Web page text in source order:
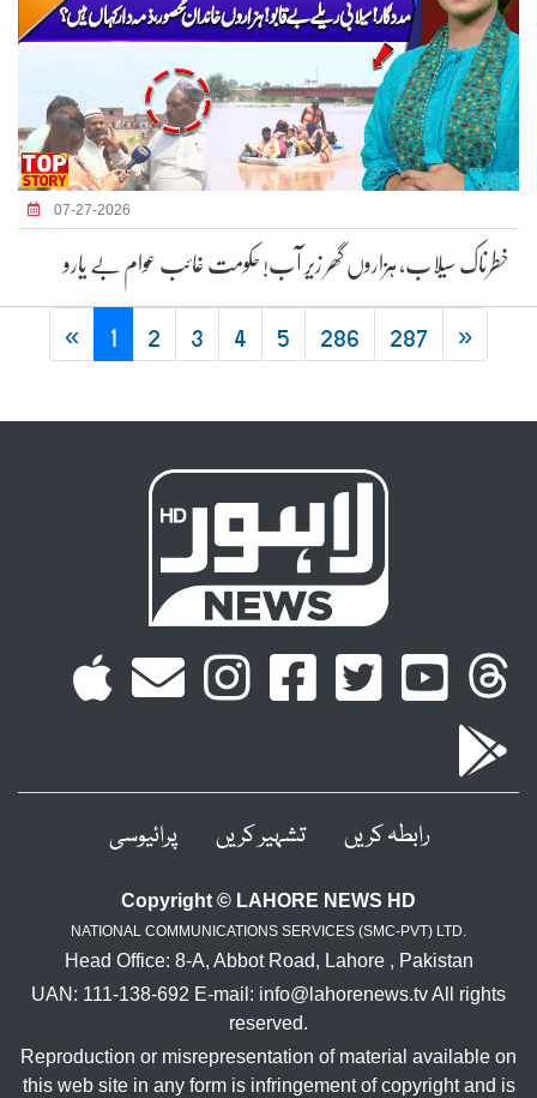
07-27-2026
خطرناک سیلاب، ہزاروں گھر زیر آب! حکومت غائب عوام بے یارو
« 1 2 3 4 5 286 287 »
رابطہ کریں تشہیر کریں پرائیوسی
Copyright © LAHORE NEWS HD
NATIONAL COMMUNICATIONS SERVICES (SMC-PVT) LTD.
Head Office: 8-A, Abbot Road, Lahore , Pakistan
UAN: 111-138-692 E-mail: info@lahorenews.tv All rights
reserved.
Reproduction or misrepresentation of material available on
this web site in any form is infringement of copyright and is